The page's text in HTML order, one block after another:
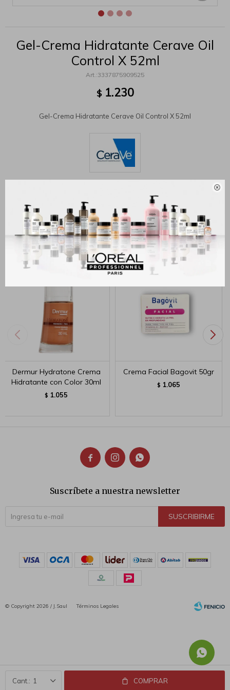

Gel-Crema Hidratante Cerave Oil
Control X 52ml
3337875909525
$ 1.230
Gel-Crema Hidratante Cerave Oil Control X 52ml
1 COMPRAR
MÉTODOS Y COSTOS DE ENVÍO
Productos que te pueden interesar
Dermur Hydratone Crema
Hidratante con Color 30ml
$ 1.055
Crema Facial Bagovit 50gr
$ 1.065
  
Suscríbete a nuestra newsletter
SUSCRIBIRME
© Copyright 2026 / J.Saul Términos Legales